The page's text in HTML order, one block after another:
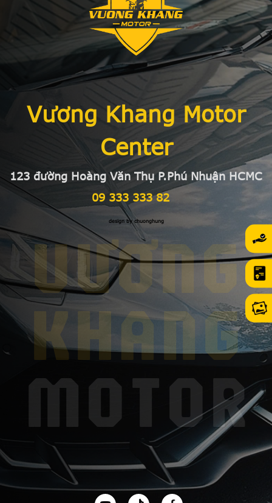
Vương Khang Motor
Center
123 đường Hoàng Văn Thụ P.Phú Nhuận HCMC
09 333 333 82
design by chuonghung
VƯƠNG
KHANG
MOTOR